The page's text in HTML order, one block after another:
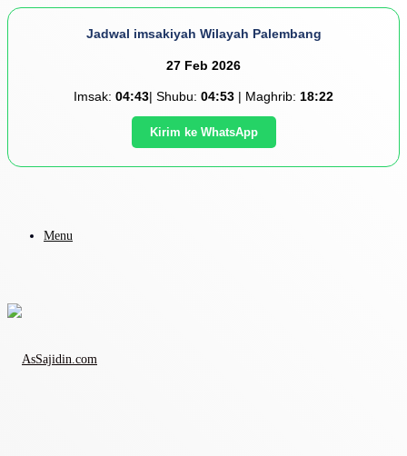
Jadwal imsakiyah Wilayah Palembang
27 Feb 2026
Imsak: 04:43| Shubu: 04:53 | Maghrib: 18:22
Kirim ke WhatsApp
Menu